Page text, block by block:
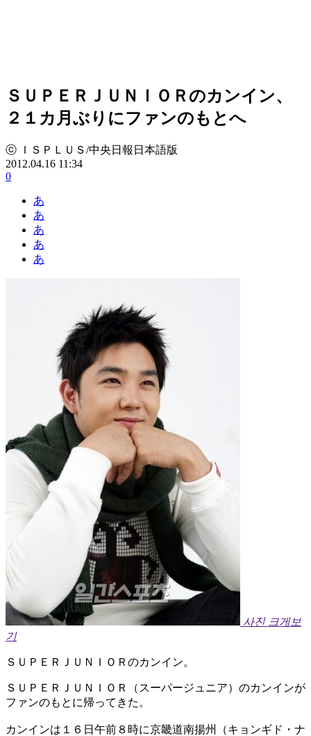
ＳＵＰＥＲＪＵＮＩＯＲのカンイン、
２１カ月ぶりにファンのもとへ
ⓒ ＩＳＰＬＵＳ/中央日報日本語版
2012.04.16 11:34
0
あ
あ
あ
あ
あ
사진 크게보
기
ＳＵＰＥＲＪＵＮＩＯＲのカンイン。
ＳＵＰＥＲＪＵＮＩＯＲ（スーパージュニア）のカンインが
ファンのもとに帰ってきた。
カンインは１６日午前８時に京畿道南揚州（キョンギド・ナ